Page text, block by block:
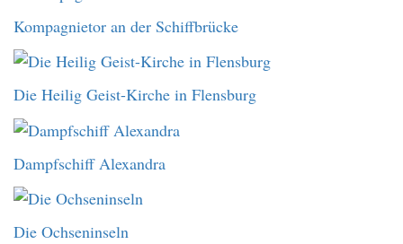
Kompagnietor an der Schiffbrücke
Die Heilig Geist-Kirche in Flensburg
Dampfschiff Alexandra
Die Ochseninseln